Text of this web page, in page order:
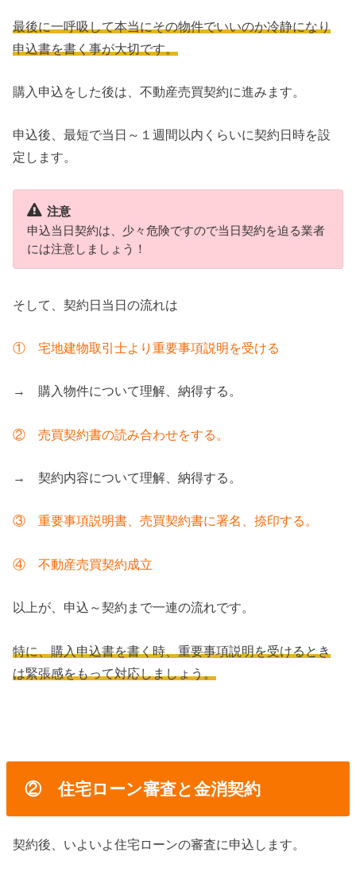
最後に一呼吸して本当にその物件でいいのか冷静になり
申込書を書く事が大切です。
購入申込をした後は、不動産売買契約に進みます。
申込後、最短で当日～１週間以内くらいに契約日時を設
定します。
注意
申込当日契約は、少々危険ですので当日契約を迫る業者
には注意しましょう！
そして、契約日当日の流れは
① 宅地建物取引士より重要事項説明を受ける
→ 購入物件について理解、納得する。
② 売買契約書の読み合わせをする。
→ 契約内容について理解、納得する。
③ 重要事項説明書、売買契約書に署名、捺印する。
④ 不動産売買契約成立
以上が、申込～契約まで一連の流れです。
特に、購入申込書を書く時、重要事項説明を受けるとき
は緊張感をもって対応しましょう。
② 住宅ローン審査と金消契約
契約後、いよいよ住宅ローンの審査に申込します。